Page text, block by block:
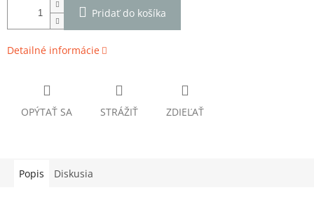
Pridať do košíka
Detailné informácie
OPÝTAŤ SA STRÁŽIŤ ZDIEĽAŤ
Popis Diskusia